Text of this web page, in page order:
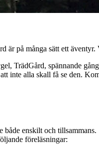
är på många sätt ett
TrädGård, spännande
inte alla skall få se den.
både enskilt och tillsammans.
föreläsningar: